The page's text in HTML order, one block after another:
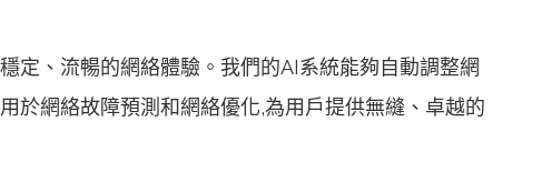
定、流暢的網絡體驗。我們的AI系統能夠自動調整網
於網絡故障預測和網絡優化,為用戶提供無縫、卓越的